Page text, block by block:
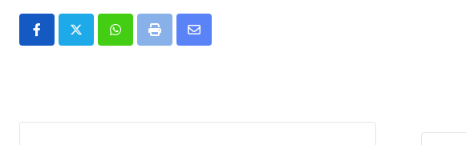
WhatsappPrint
Share